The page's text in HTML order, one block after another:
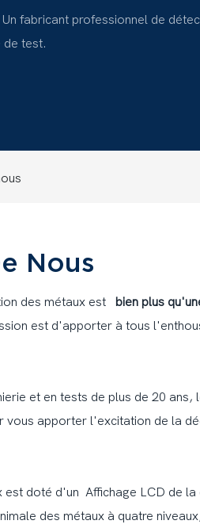
fabricant professionnel de
de test.
Nous
des métaux est
bien plus
est d'apporter à tous
et en tests de plus de 20
vous apporter l'excitation de la
est doté d'un Affichage LCD de
des métaux à quatre